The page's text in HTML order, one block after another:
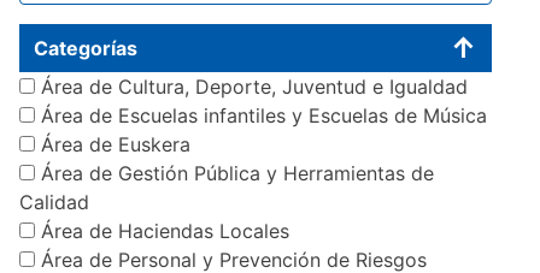
Categorías
Área de Cultura, Deporte, Juventud e Igualdad
Área de Escuelas infantiles y Escuelas de Música
Área de Euskera
Área de Gestión Pública y Herramientas de
Calidad
Área de Haciendas Locales
Área de Personal y Prevención de Riesgos